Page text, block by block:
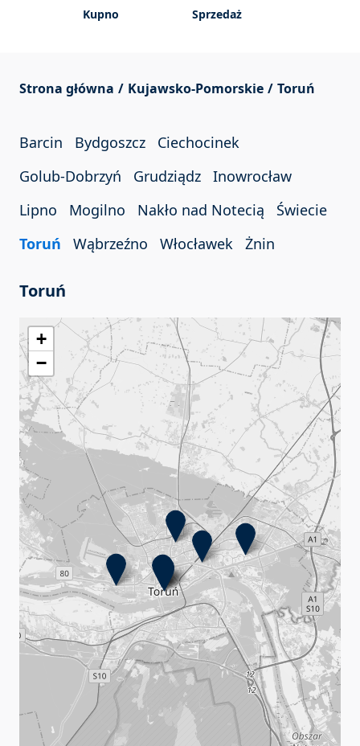
Kupno Sprzedaż
Strona główna Kujawsko-Pomorskie Toruń
Barcin Bydgoszcz
Ciechocinek
Golub-Dobrzyń
Grudziądz
Inowrocław
Lipno
Mogilno Nakło nad Notecią
Świecie
Toruń
Wąbrzeźno Włocławek Żnin
Toruń
+
−